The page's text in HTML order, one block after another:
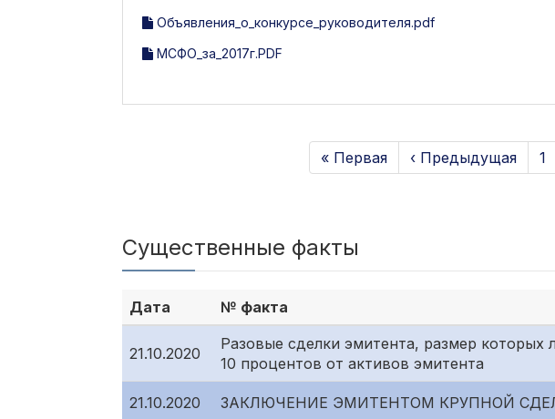
Объявления_о_конкурсе_руководителя.pdf
МСФО_за_2017г.PDF
« Первая ‹ Предыдущая 1
Существенные факты
Дата № факта
21.10.2020
Разовые сделки эмитента, размер которых
10 процентов от активов эмитента
21.10.2020 ЗАКЛЮЧЕНИЕ ЭМИТЕНТОМ КРУПНОЙ